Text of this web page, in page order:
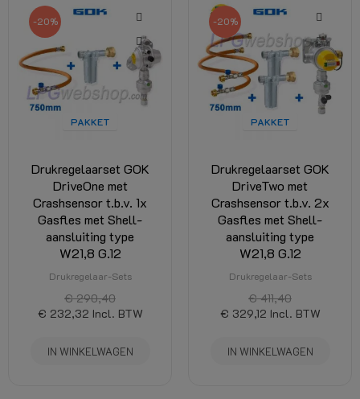
PAKKET
-20%
Drukregelaarset GOK
DriveOne met
Crashsensor t.b.v. 1x
Gasfles met Shell-
aansluiting type
W21,8 G.12
Drukregelaar-Sets
€ 290,40
€ 232,32 Incl. BTW
IN WINKELWAGEN
PAKKET
-20%
Drukregelaarset GOK
DriveTwo met
Crashsensor t.b.v. 2x
Gasfles met Shell-
aansluiting type
W21,8 G.12
Drukregelaar-Sets
€ 411,40
€ 329,12 Incl. BTW
IN WINKELWAGEN